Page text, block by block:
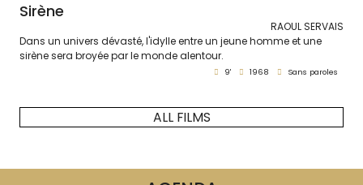
Sirène
RAOUL SERVAIS
Dans un univers dévasté, l'idylle entre un jeune homme et une
sirène sera broyée par le monde alentour.
9' 1968 Sans paroles
ALL FILMS